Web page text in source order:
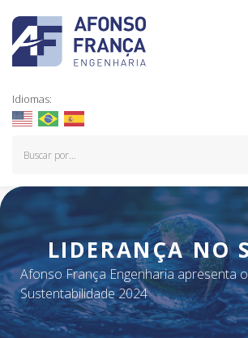
Idiomas:
LIDERANÇA NO
Afonso França Engenharia apresenta
Sustentabilidade 2024